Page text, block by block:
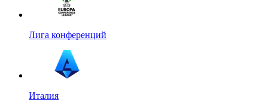
Лига конференций
Италия